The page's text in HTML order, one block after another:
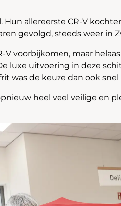
allereerste CR-V
gevolgd, steeds weer in
V voorbijkomen, maar
luxe uitvoering in deze
was de keuze dan ook
heel veel veilige en